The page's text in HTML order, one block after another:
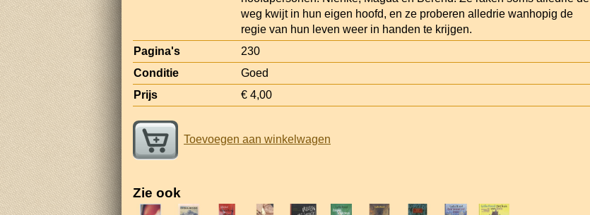
weg kwijt in hun eigen hoofd, en ze proberen alledrie wanhopig de
regie van hun leven weer in handen te krijgen.
Pagina's
230
Conditie
Goed
Prijs
€ 4,00
Toevoegen aan winkelwagen
Zie ook